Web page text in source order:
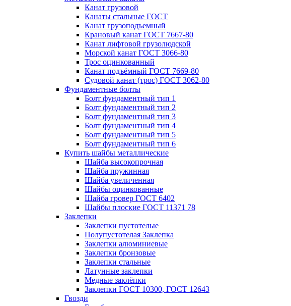
Канат грузовой
Канаты стальные ГОСТ
Канат грузоподъемный
Крановый канат ГОСТ 7667-80
Канат лифтовой грузолюдской
Морской канат ГОСТ 3066-80
Трос оцинкованный
Канат подъёмный ГОСТ 7669-80
Судовой канат (трос) ГОСТ 3062-80
Фундаментные болты
Болт фундаментный тип 1
Болт фундаментный тип 2
Болт фундаментный тип 3
Болт фундаментный тип 4
Болт фундаментный тип 5
Болт фундаментный тип 6
Купить шайбы металлические
Шайба высокопрочная
Шайба пружинная
Шайба увеличенная
Шайбы оцинкованные
Шайба гровер ГОСТ 6402
Шайбы плоские ГОСТ 11371 78
Заклепки
Заклепки пустотелые
Полупустотелая Заклепка
Заклепки алюминиевые
Заклепки бронзовые
Заклепки стальные
Латунные заклепки
Медные заклёпки
Заклепки ГОСТ 10300, ГОСТ 12643
Гвозди